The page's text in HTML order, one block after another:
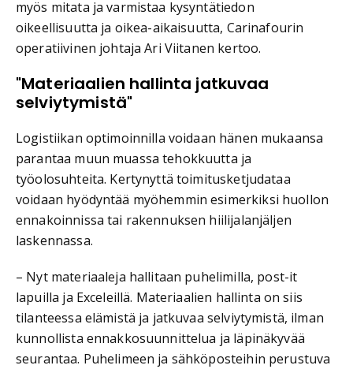
myös mitata ja varmistaa kysyntätiedon
oikeellisuutta ja oikea-aikaisuutta, Carinafourin
operatiivinen johtaja Ari Viitanen kertoo.
"Materiaalien hallinta jatkuvaa
selviytymistä"
Logistiikan optimoinnilla voidaan hänen mukaansa
parantaa muun muassa tehokkuutta ja
työolosuhteita. Kertynyttä toimitusketjudataa
voidaan hyödyntää myöhemmin esimerkiksi huollon
ennakoinnissa tai rakennuksen hiilijalanjäljen
laskennassa.
– Nyt materiaaleja hallitaan puhelimilla, post-it
lapuilla ja Exceleillä. Materiaalien hallinta on siis
tilanteessa elämistä ja jatkuvaa selviytymistä, ilman
kunnollista ennakkosuunnittelua ja läpinäkyvää
seurantaa. Puhelimeen ja sähköposteihin perustuva